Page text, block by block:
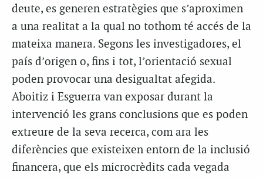
deute, es generen estratègies que s’aproximen
a una realitat a la qual no tothom té accés de la
mateixa manera. Segons les investigadores, el
país d’origen o, fins i tot, l’orientació sexual
poden provocar una desigualtat afegida.
Aboitiz i Esguerra van exposar durant la
intervenció les grans conclusions que es poden
extreure de la seva recerca, com ara les
diferències que existeixen entorn de la inclusió
financera, que els microcrèdits cada vegada